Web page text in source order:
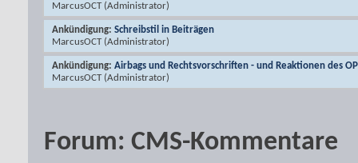
MarcusOCT (Administrator)
Ankündigung: Schreibstil in Beiträgen
MarcusOCT (Administrator)
Ankündigung: Airbags und Rechtsvorschriften - und Reaktionen des
MarcusOCT (Administrator)
Forum: CMS-Kommentare